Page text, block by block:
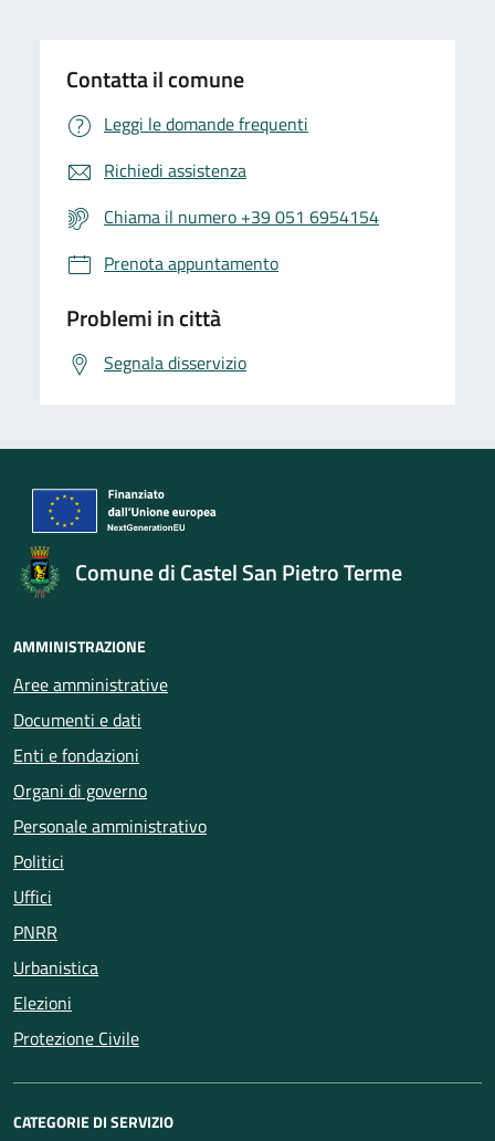
Contatta il comune
Leggi le domande frequenti
Richiedi assistenza
Chiama il numero +39 051 6954154
Prenota appuntamento
Problemi in città
Segnala disservizio
Comune di Castel San Pietro Terme
AMMINISTRAZIONE
Aree amministrative
Documenti e dati
Enti e fondazioni
Organi di governo
Personale amministrativo
Politici
Uffici
PNRR
Urbanistica
Elezioni
Protezione Civile
CATEGORIE DI SERVIZIO